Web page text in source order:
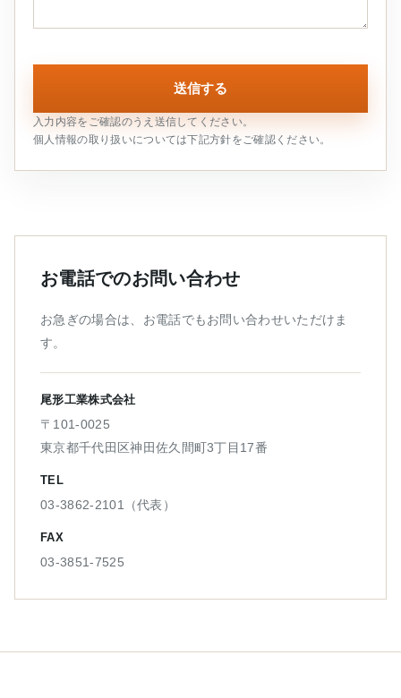
入力内容をご確認のうえ送信してください。
個人情報の取り扱いについては下記方針をご確認ください。
お電話でのお問い合わせ
お急ぎの場合は、お電話でもお問い合わせいただけま
す。
尾形工業株式会社
〒101-0025
東京都千代田区神田佐久間町3丁目17番
TEL
03-3862-2101（代表）
FAX
03-3851-7525